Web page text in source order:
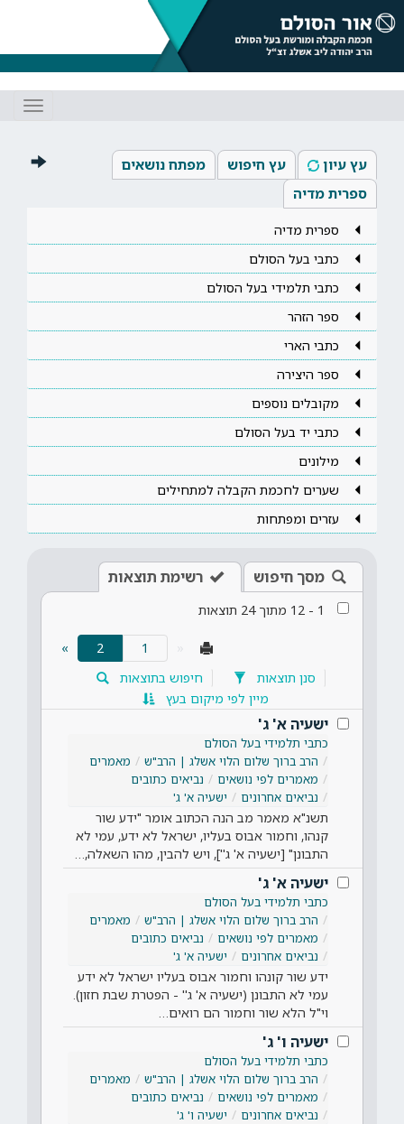
עץ עיון עץ חיפוש
מפתח נושאים
ספרית מדיה
ספרית מדיה
כתבי בעל הסולם
כתבי תלמידי בעל הסולם
ספר הזהר
כתבי הארי
ספר היצירה
מקובלים נוספים
כתבי יד בעל הסולם
מילונים
שערים לחכמת הקבלה למתחילים
עזרים ומפתחות
מסך חיפוש רשימת תוצאות
1
-
12 מתוך24 תוצאות
2
»
סנן תוצאות
חיפוש בתוצאות
מיין לפי מיקום בעץ
ישעיה א' ג'
כתבי תלמידי בעל הסולם
הרב ברוך שלום הלוי אשלג | הרב"ש
מאמרים
מאמרים לפי נושאים
נביאים כתובים
נביאים אחרונים
ישעיה א' ג'
תשנ"א מאמר מב הנה הכתוב אומר "ידע שור
קנהו, וחמור אבוס בעליו, ישראל לא ידע, עמי לא
התבונן" [ישעיה א' ג''], ויש להבין, מהו השאלה,…
ישעיה א' ג'
כתבי תלמידי בעל הסולם
הרב ברוך שלום הלוי אשלג | הרב"ש
מאמרים
מאמרים לפי נושאים
נביאים כתובים
נביאים אחרונים
ישעיה א' ג'
ידע שור קונהו וחמור אבוס בעליו ישראל לא ידע
עמי לא התבונן (ישעיה א' ג'' - הפטרת שבת חזון).
וי"ל הלא שור וחמור הם רואים…
ישעיה ו' ג'
כתבי תלמידי בעל הסולם
הרב ברוך שלום הלוי אשלג | הרב"ש
מאמרים
מאמרים לפי נושאים
נביאים כתובים
נביאים אחרונים
ישעיה ו' ג'